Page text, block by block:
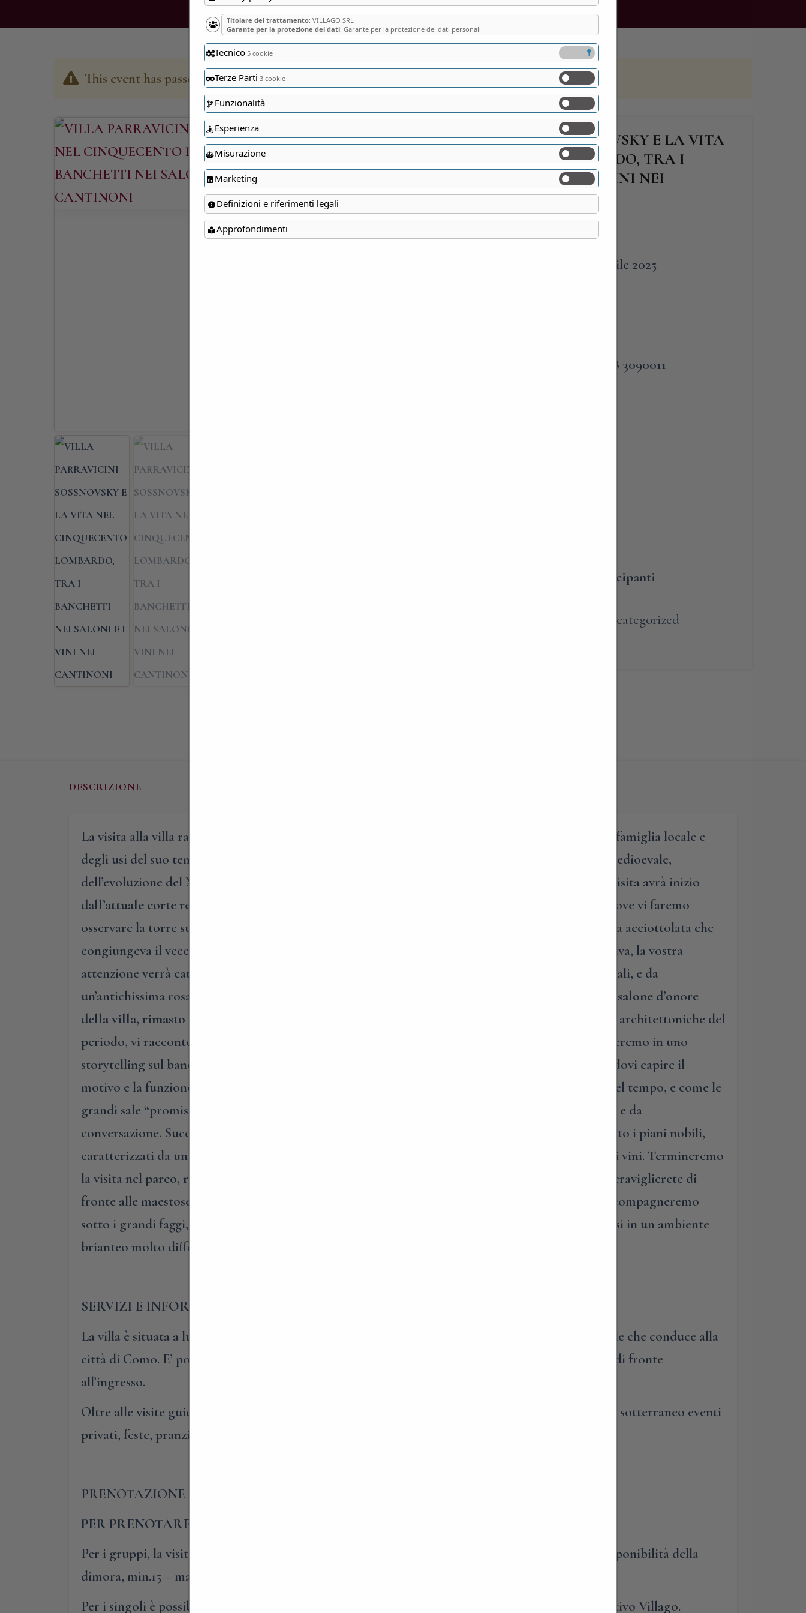
This event has passed
VILLA PARRAVICINI SOSSNOVSKY E LA VITA
NEL CINQUECENTO LOMBARDO, TRA I
BANCHETTI NEI SALONI E I VINI NEI
CANTINONI
21 Aprile 2025
+39 338 3090011
Inserisci qui sotto il numero dei partecipanti
Uncategorized
DESCRIZIONE
La visita alla villa rappresenterà un “salto” nel Cinquecento lombardo, alla scoperta di una nobile famiglia locale e
degli usi del suo tempo. I partecipanti verranno accompagnati a riscoprire le tracce del passato medioevale,
dell’evoluzione del XVI secolo e della trasformazione della dimora nell’Ottocento romantico. La visita avrà inizio
dall’attuale corte retrostante la villa, un tempo corte medioevale a ridosso dell’antico castello
, dove vi faremo
osservare la torre superstite pendente, le case medioevali – ristrutturate nel 1420 – e l’antica strada acciottolata che
congiungeva il vecchio maniero con il vicino castello di Casiglio. In questa corte, davvero suggestiva, la vostra
attenzione verrà catturata anche da due gigantesche olea fragrans, tutelate come beni monumentali, e da
un’antichissima rosa Banxia, che copre un affascinante pergolato. Passeremo poi direttamente nel salone d’onore
della villa, rimasto intatto dal Cinquecento ad oggi
. Qui, oltre a decifrare le pitture e le soluzioni architettoniche del
periodo, vi racconteremo la vita in villa e il “life style” dell’epoca delle nobili famiglie. Vi coinvolgeremo in uno
storytelling sul banchetto, sull’importanza delle feste e sui riti sociali di un mondo lontano, facendovi capire il
motivo e la funzione di questi grandi saloni. Negli altri locali, sarà possibile vedere le evoluzioni del tempo, e come le
grandi sale “promiscue”, siano state nell’Ottocento suddivise per realizzare i classici salottini da te e da
conversazione. Successivamente,
, grandi tanto quanto i piani nobili,
caratterizzati da un ampio cantinone e da strutture utilizzate per la produzione-conservazione dei vini. Termineremo
la visita nel parco, realizzato nel corso dell’Ottocento secondo le mode inglesi del periodo
. Vi meraviglierete di
fronte alle maestose magnolie e al loro significato simbolico, oppure, sotto il grande cedro. Vi accompagneremo
sotto i grandi faggi, la Ginko Biloba e una Sughera, straordinaria pianta che ha saputo acclimatarsi in un ambiente
brianteo molto differente rispetto al suo territorio d’origine.
SERVIZI E INFORMAZIONI UTILI
La villa è situata a lungo la strada che attraversa la località di Parravicino, a fianco della provinciale che conduce alla
città di Como. E’ possibile parcheggiare in un grande parcheggio privato (di proprietà della villa) di fronte
all’ingresso.
Oltre alle visite guidate di Villago, è possibile organizzare sia nel salone d’onore che nel cantinone sotterraneo eventi
privati, feste, pranzi e cene per un numero massimo di 150 persone.
PRENOTAZIONE OBBLIGATORIA
PER PRENOTARE E PARTECIPARE ALLE VISITE
Per i gruppi, la visita guidata alla villa può essere effettuata in ogni momento dell’anno, previa disponibilità della
dimora, min.15 – max 55 persone.
Per i singoli è possibile aggregarsi nei giorni di visita prestabiliti all’interno del calendario interattivo Villago.
Titolare del trattamento: VILLAGO SRL
Garante per la protezione dei dati: Garante per la protezione dei dati personali
Tecnico 5 cookie
Terze Parti 3 cookie
Funzionalità
Esperienza
Misurazione
Marketing
Definizioni e riferimenti legali
Approfondimenti